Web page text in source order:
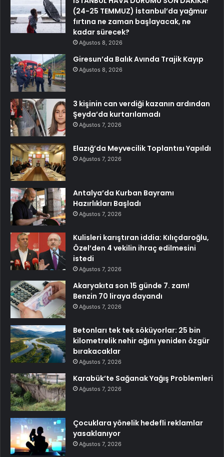
(24-25 TEMMUZ) İstanbul’da yağmur
fırtına ne zaman başlayacak, ne
kadar sürecek?
Ağustos 8, 2026
Giresun’da Balık Avında Trajik Kayıp
Ağustos 8, 2026
3 kişinin can verdiği kazanın ardından
Şeyda’da kurtarılamadı
Ağustos 7, 2026
Elazığ’da Meyvecilik Toplantısı Yapıldı
Ağustos 7, 2026
Antalya’da Kurban Bayramı
Hazırlıkları Başladı
Ağustos 7, 2026
Kulisleri karıştıran iddia: Kılıçdaroğlu,
Özel’den 4 vekilin ihraç edilmesini
istedi
Ağustos 7, 2026
Akaryakıta son 15 günde 7. zam!
Benzin 70 liraya dayandı
Ağustos 7, 2026
Betonları tek tek söküyorlar: 25 bin
kilometrelik nehir ağını yeniden özgür
bırakacaklar
Ağustos 7, 2026
Karabük’te Sağanak Yağış Problemleri
Ağustos 7, 2026
Çocuklara yönelik hedefli reklamlar
yasaklanıyor
Ağustos 7, 2026